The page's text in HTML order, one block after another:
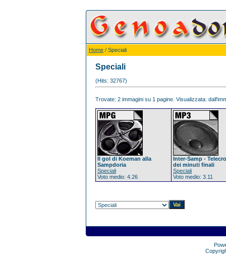
Home / Speciali
Speciali
(Hits: 32767)
Trovate: 2 immagini su 1 pagine. Visualizzata:
Il gol di Koeman alla
Sampdoria
Speciali
Voto medio: 4.26
Inter-Samp -
dei minuti finali
Speciali
Voto medio: 3.11